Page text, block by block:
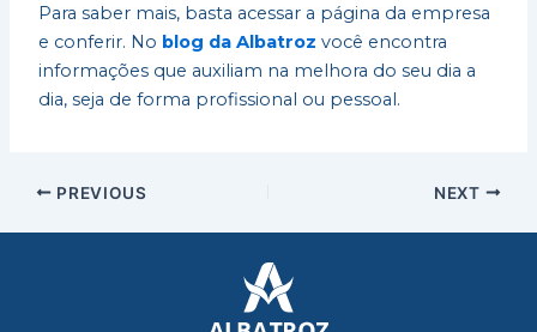
Para saber mais, basta acessar a página da empresa
e conferir. No blog da Albatroz você encontra
informações que auxiliam na melhora do seu dia a
dia, seja de forma profissional ou pessoal.
PREVIOUS NEXT